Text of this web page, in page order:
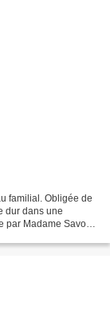
familial. Obligée de
dur dans une
par Madame Savoya